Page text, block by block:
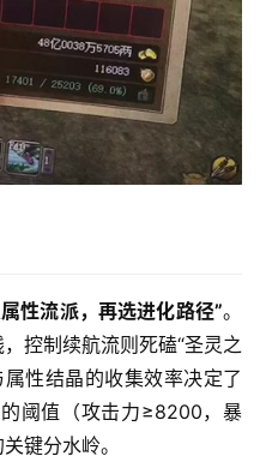
性流派，再选进化路径”。
控制续航流则死磕“圣灵之
性结晶的收集效率决定了
阈值（攻击力≥8200，暴
键分水岭。